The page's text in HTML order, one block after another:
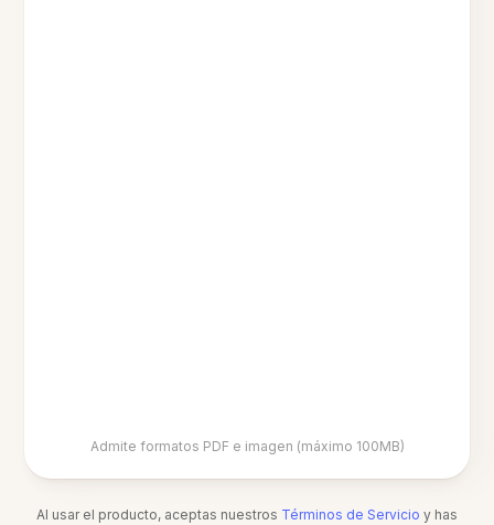
Admite formatos PDF e imagen (máximo 100MB)
Al usar el producto, aceptas nuestros Términos de Servicio y has